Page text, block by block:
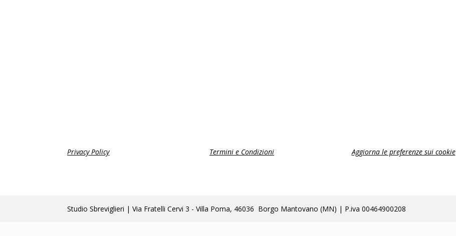
Privacy Policy Termini e Condizioni Aggiorna le preferenze sui cookie
Studio Sbreviglieri | Via Fratelli Cervi 3 - Villa Poma, 46036 Borgo Mantovano (MN) | P.iva 00464900208